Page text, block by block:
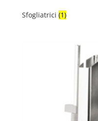
Sfogliatrici (1)